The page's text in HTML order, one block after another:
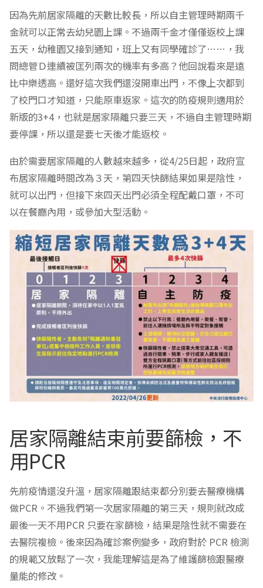
因為先前居家隔離的天數比較長，所以自主管理時期兩千
金就可以正常去幼兒園上課。不過兩千金才僅僅返校上課
五天，幼稚園又接到通知，班上又有同學確診了……，我
問總管Ｄ連續被匡列兩次的機率有多高？他回說看來是遠
比中樂透高。還好這次我們還沒開車出門，不像上次都到
了校門口才知道，只能原車返家。這次的防疫規則適用於
新版的3+4，也就是居家隔離只要三天，不過自主管理時期
要停課，所以還是要七天後才能返校。
由於需要居家隔離的人數越來越多，從4/25日起，政府宣
布居家隔離時間改為３天，第四天快篩結果如果是陰性，
就可以出門，但接下來四天出門必須全程配戴口罩，不可
以在餐廳內用，或參加大型活動。
居家隔離結束前要篩檢，不
用PCR
先前疫情還沒升溫，居家隔離跟結束都分別要去醫療機構
做PCR。不過我們第一次居家隔離的第三天，規則就改成
最後一天不用PCR 只要在家篩檢，結果是陰性就不需要在
去醫院複檢。後來因為確診案例變多，政府對於 PCR 檢測
的規範又放鬆了一次，我能理解這是為了維護篩檢跟醫療
量能的修改。